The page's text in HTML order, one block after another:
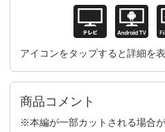
アイコンをタップすると詳細を表
商品コメント
※本編が一部カットされる場合